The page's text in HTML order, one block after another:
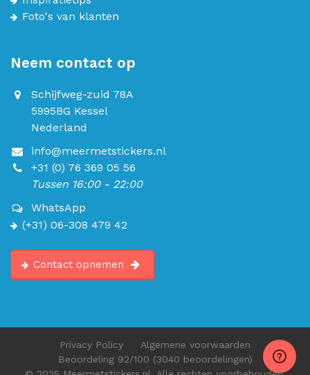
Foto's van klanten
Neem contact op
Schijfweg-zuid 78A
5995BG Kessel
Nederland
info@meermetstickers.nl
+31 (0) 76 369 05 56
Tussen 16:00 - 22:00
WhatsApp
(+31) 06-308 479 42
Contact opnemen
Privacy Policy
Algemene voorwaarden
Beoordeling 92/100 (3040 beoordelingen)